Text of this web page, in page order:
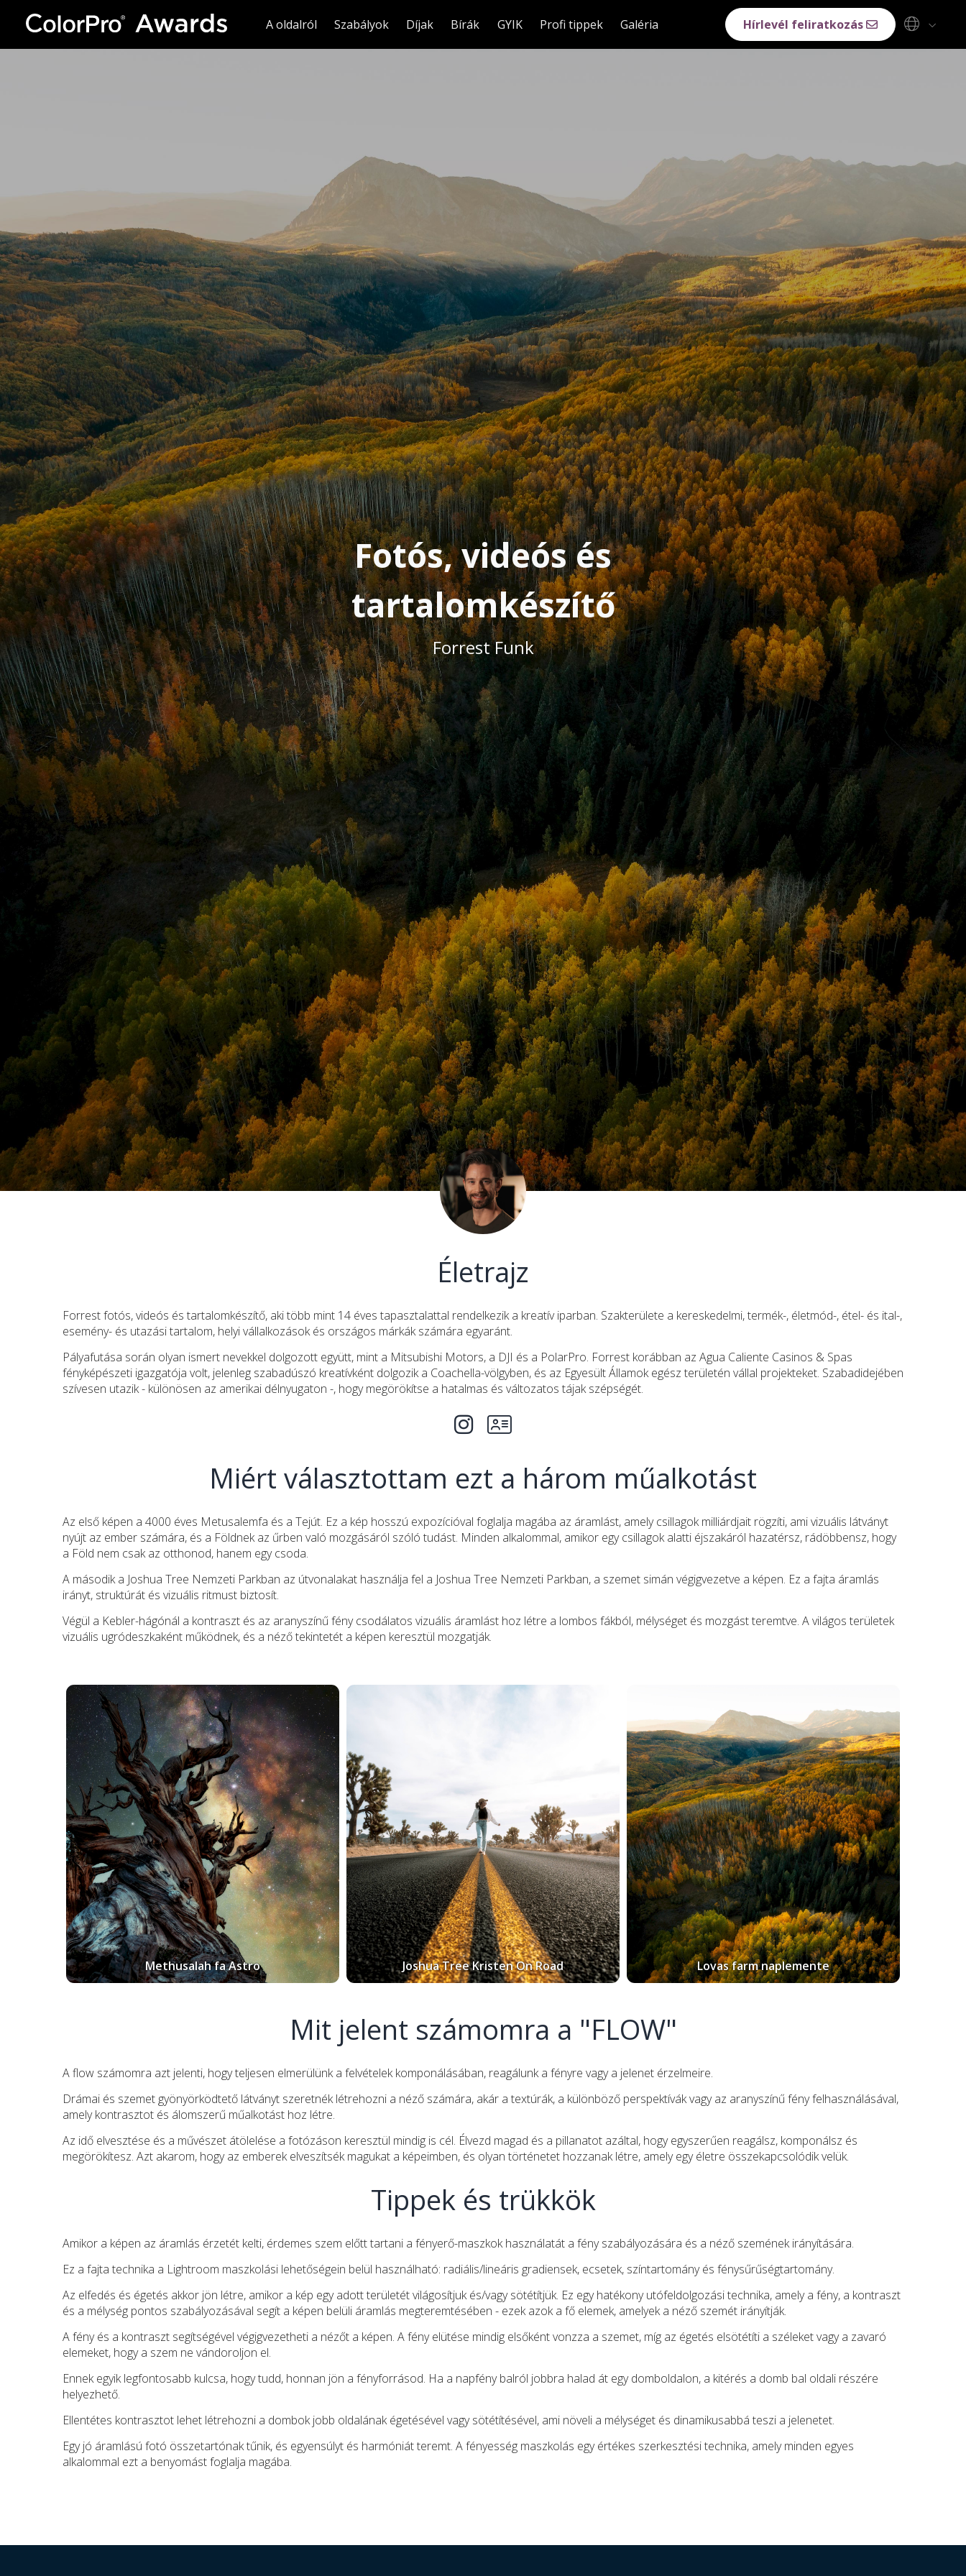
A oldalról Szabályok Díjak Bírák GYIK Profi tippek Galéria Hírlevél feliratkozás
Fotós, videós és
tartalomkészítő
Forrest Funk
Életrajz
Forrest fotós, videós és tartalomkészítő, aki több mint 14 éves tapasztalattal rendelkezik a kreatív iparban. Szakterülete a kereskedelmi, termék-, életmód-, étel- és ital-,
esemény- és utazási tartalom, helyi vállalkozások és országos márkák számára egyaránt.
Pályafutása során olyan ismert nevekkel dolgozott együtt, mint a Mitsubishi Motors, a DJI és a PolarPro. Forrest korábban az Agua Caliente Casinos & Spas
fényképészeti igazgatója volt, jelenleg szabadúszó kreatívként dolgozik a Coachella-völgyben, és az Egyesült Államok egész területén vállal projekteket. Szabadidejében
szívesen utazik - különösen az amerikai délnyugaton -, hogy megörökítse a hatalmas és változatos tájak szépségét.
Miért választottam ezt a három műalkotást
Az első képen a 4000 éves Metusalemfa és a Tejút. Ez a kép hosszú expozícióval foglalja magába az áramlást, amely csillagok milliárdjait rögzíti, ami vizuális látványt
nyújt az ember számára, és a Földnek az űrben való mozgásáról szóló tudást. Minden alkalommal, amikor egy csillagok alatti éjszakáról hazatérsz, rádöbbensz, hogy
a Föld nem csak az otthonod, hanem egy csoda.
A második a Joshua Tree Nemzeti Parkban az útvonalakat használja fel a Joshua Tree Nemzeti Parkban, a szemet simán végigvezetve a képen. Ez a fajta áramlás
irányt, struktúrát és vizuális ritmust biztosít.
Végül a Kebler-hágónál a kontraszt és az aranyszínű fény csodálatos vizuális áramlást hoz létre a lombos fákból, mélységet és mozgást teremtve. A világos területek
vizuális ugródeszkaként működnek, és a néző tekintetét a képen keresztül mozgatják.
Methusalah fa Astro Joshua Tree Kristen On Road Lovas farm naplemente
Mit jelent számomra a "FLOW"
A flow számomra azt jelenti, hogy teljesen elmerülünk a felvételek komponálásában, reagálunk a fényre vagy a jelenet érzelmeire.
Drámai és szemet gyönyörködtető látványt szeretnék létrehozni a néző számára, akár a textúrák, a különböző perspektívák vagy az aranyszínű fény felhasználásával,
amely kontrasztot és álomszerű műalkotást hoz létre.
Az idő elvesztése és a művészet átölelése a fotózáson keresztül mindig is cél. Élvezd magad és a pillanatot azáltal, hogy egyszerűen reagálsz, komponálsz és
megörökítesz. Azt akarom, hogy az emberek elveszítsék magukat a képeimben, és olyan történetet hozzanak létre, amely egy életre összekapcsolódik velük.
Tippek és trükkök
Amikor a képen az áramlás érzetét kelti, érdemes szem előtt tartani a fényerő-maszkok használatát a fény szabályozására és a néző szemének irányítására.
Ez a fajta technika a Lightroom maszkolási lehetőségein belül használható: radiális/lineáris gradiensek, ecsetek, színtartomány és fénysűrűségtartomány.
Az elfedés és égetés akkor jön létre, amikor a kép egy adott területét világosítjuk és/vagy sötétítjük. Ez egy hatékony utófeldolgozási technika, amely a fény, a kontraszt
és a mélység pontos szabályozásával segít a képen belüli áramlás megteremtésében - ezek azok a fő elemek, amelyek a néző szemét irányítják.
A fény és a kontraszt segítségével végigvezetheti a nézőt a képen. A fény elütése mindig elsőként vonzza a szemet, míg az égetés elsötétíti a széleket vagy a zavaró
elemeket, hogy a szem ne vándoroljon el.
Ennek egyik legfontosabb kulcsa, hogy tudd, honnan jön a fényforrásod. Ha a napfény balról jobbra halad át egy domboldalon, a kitérés a domb bal oldali részére
helyezhető.
Ellentétes kontrasztot lehet létrehozni a dombok jobb oldalának égetésével vagy sötétítésével, ami növeli a mélységet és dinamikusabbá teszi a jelenetet.
Egy jó áramlású fotó összetartónak tűnik, és egyensúlyt és harmóniát teremt. A fényesség maszkolás egy értékes szerkesztési technika, amely minden egyes
alkalommal ezt a benyomást foglalja magába.